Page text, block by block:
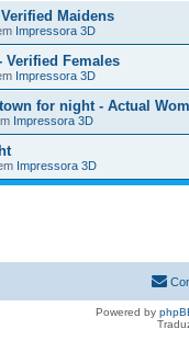
Maidens
Impressora 3D
Verified Females
Impressora 3D
for night - Actual
Impressora 3D
Impressora 3D
Powered by